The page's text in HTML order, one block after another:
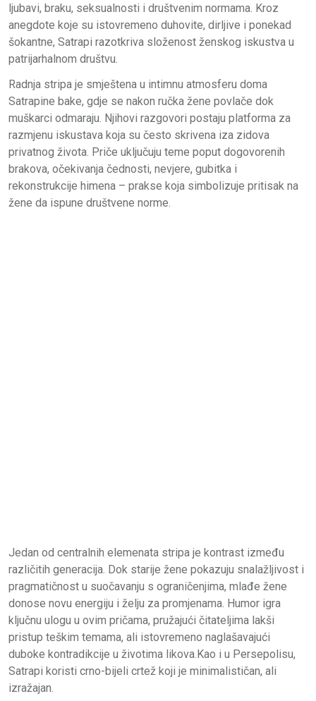
ljubavi, braku, seksualnosti i društvenim normama. Kroz
anegdote koje su istovremeno duhovite, dirljive i ponekad
šokantne, Satrapi razotkriva složenost ženskog iskustva u
patrijarhalnom društvu.
Radnja stripa je smještena u intimnu atmosferu doma
Satrapine bake, gdje se nakon ručka žene povlače dok
muškarci odmaraju. Njihovi razgovori postaju platforma za
razmjenu iskustava koja su često skrivena iza zidova
privatnog života. Priče uključuju teme poput dogovorenih
brakova, očekivanja čednosti, nevjere, gubitka i
rekonstrukcije himena – prakse koja simbolizuje pritisak na
žene da ispune društvene norme.
Jedan od centralnih elemenata stripa je kontrast između
različitih generacija. Dok starije žene pokazuju snalažljivost i
pragmatičnost u suočavanju s ograničenjima, mlađe žene
donose novu energiju i želju za promjenama. Humor igra
ključnu ulogu u ovim pričama, pružajući čitateljima lakši
pristup teškim temama, ali istovremeno naglašavajući
duboke kontradikcije u životima likova.Kao i u Persepolisu,
Satrapi koristi crno-bijeli crtež koji je minimalističan, ali
izražajan.